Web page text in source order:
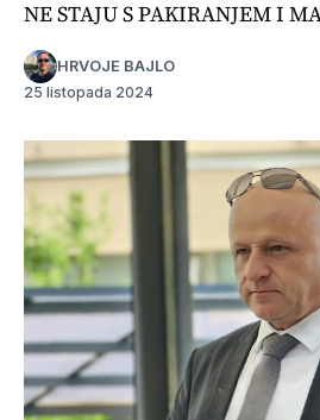
NE STAJU S PAKIRANJEM I
HRVOJE BAJLO
25 listopada 2024